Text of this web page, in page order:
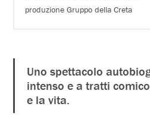
produzione Gruppo della Creta
Uno spettacolo
intenso e a tratti
e la vita.